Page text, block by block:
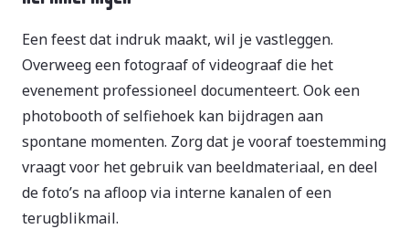
Een feest dat indruk maakt, wil je vastleggen.
Overweeg een fotograaf of videograaf die het
evenement professioneel documenteert. Ook een
photobooth of selfiehoek kan bijdragen aan
spontane momenten. Zorg dat je vooraf toestemming
vraagt voor het gebruik van beeldmateriaal, en deel
de foto’s na afloop via interne kanalen of een
terugblikmail.